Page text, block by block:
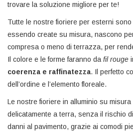
trovare la soluzione migliore per te!
Tutte le nostre fioriere per esterni
essendo create su misura, nascono
compresa o meno di terrazza, per
Il colore e le forme faranno dafil rouge
coerenza e raffinatezza. Il perfetto
dell’ordine e l’elemento floreale.
Le nostre fioriere in alluminio su
delicatamente a terra, senza il rischio
danni al pavimento, grazie ai comodi